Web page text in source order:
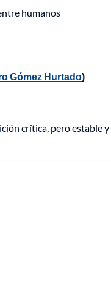
humanos
Gómez Hurtado)
crítica, pero estable y